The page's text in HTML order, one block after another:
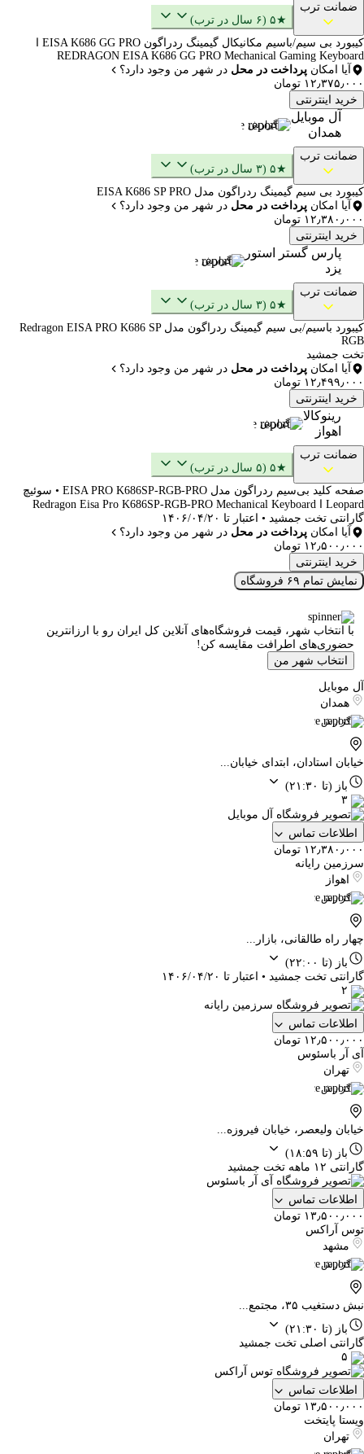
ضمانت ترب
★۵ (۶ سال در ترب)
REDRAGON EISA K686 GG PRO Mechanical Gaming Keyboard
آیا امکان پرداخت در محل در شهر من وجود دارد؟
۱۲٫۳۷۵٫۰۰۰ تومان
خرید اینترنتی
آل موبایل
همدان
گزارش
ضمانت ترب
★۵ (۳ سال در ترب)
کیبورد بی سیم گیمینگ ردراگون مدل EISA K686 SP PRO
آیا امکان پرداخت در محل در شهر من وجود دارد؟
۱۲٫۳۸۰٫۰۰۰ تومان
خرید اینترنتی
پارس گستر استور
یزد
گزارش
ضمانت ترب
★۵ (۳ سال در ترب)
کیبورد باسیم/بی سیم گیمینگ ردراگون مدل Redragon EISA PRO K686 SP
RGB
تخت جمشید
آیا امکان پرداخت در محل در شهر من وجود دارد؟
۱۲٫۴۹۹٫۰۰۰ تومان
خرید اینترنتی
رینوکالا
اهواز
گزارش
ضمانت ترب
★۵ (۵ سال در ترب)
صفحه کلید بی‌سیم ردراگون مدل EISA PRO K686SP-RGB-PRO • سوئیچ
Leopard ا Redragon Eisa Pro K686SP-RGB-PRO Mechanical Keyboard
گارانتی تخت جمشید • اعتبار تا ۱۴۰۶/۰۴/۲۰
آیا امکان پرداخت در محل در شهر من وجود دارد؟
۱۲٫۵۰۰٫۰۰۰ تومان
خرید اینترنتی
نمایش تمام ۶۹ فروشگاه
با انتخاب شهر، قیمت فروشگاه‌های آنلاین کل ایران رو با ارزانترین
حضوری‌های اطرافت مقایسه کن!
انتخاب شهر من
آل موبایل
همدان
گزارش
خیابان استادان، ابتدای خیابان...
باز (تا ۲۱:۳۰)
۳
اطلاعات تماس
۱۲٫۳۸۰٫۰۰۰ تومان
سرزمین رایانه
اهواز
گزارش
چهار راه طالقانی، بازار...
باز (تا ۲۲:۰۰)
گارانتی تخت جمشید • اعتبار تا ۱۴۰۶/۰۴/۲۰
۲
اطلاعات تماس
۱۲٫۵۰۰٫۰۰۰ تومان
آی آر باسئوس
تهران
گزارش
خیابان ولیعصر، خیابان فیروزه...
باز (تا ۱۸:۵۹)
گارانتی ۱۲ ماهه تخت جمشید
اطلاعات تماس
۱۳٫۵۰۰٫۰۰۰ تومان
توس آراکس
مشهد
گزارش
نبش دستغیب ۳۵، مجتمع...
باز (تا ۲۱:۳۰)
گارانتی اصلی تخت جمشید
۵
اطلاعات تماس
۱۳٫۵۰۰٫۰۰۰ تومان
ویستا پایتخت
تهران